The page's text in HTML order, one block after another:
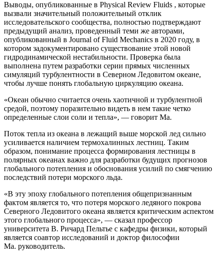
Выводы, опубликованные в Physical Review Fluids , которые
вызвали значительный положительный отклик
исследовательского сообщества, полностью подтверждают
предыдущий анализ, проведенный теми же авторами,
опубликованный в Journal of Fluid Mechanics в 2020 году, в
котором задокументировано существование этой новой
гидродинамической нестабильности. Проверка была
выполнена путем разработки серии прямых численных
симуляций турбулентности в Северном Ледовитом океане,
чтобы лучше понять глобальную циркуляцию океана.
«Океан обычно считается очень хаотичной и турбулентной
средой, поэтому поразительно видеть в нем такие четко
определенные слои соли и тепла», — говорит Ма.
Поток тепла из океана в лежащий выше морской лед сильно
усиливается наличием термохалинных лестниц. Таким
образом, понимание процесса формирования лестницы в
полярных океанах важно для разработки будущих прогнозов
глобального потепления и обоснования усилий по смягчению
последствий потери морского льда.
«В эту эпоху глобального потепления общепризнанным
фактом является то, что потеря морского ледяного покрова
Северного Ледовитого океана является критическим аспектом
этого глобального процесса», — сказал профессор
университета В. Ричард Пельтье с кафедры физики, который
является соавтор исследований и доктор философии
Ма. руководитель.